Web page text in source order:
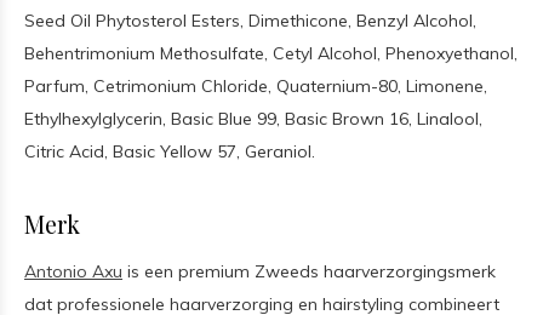
Seed Oil Phytosterol Esters, Dimethicone, Benzyl Alcohol,
Behentrimonium Methosulfate, Cetyl Alcohol, Phenoxyethanol,
Parfum, Cetrimonium Chloride, Quaternium-80, Limonene,
Ethylhexylglycerin, Basic Blue 99, Basic Brown 16, Linalool,
Citric Acid, Basic Yellow 57, Geraniol.
Merk
Antonio Axu is een premium Zweeds haarverzorgingsmerk
dat professionele haarverzorging en hairstyling combineert